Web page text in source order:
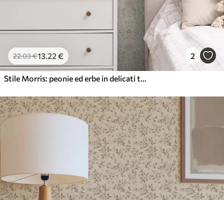
22.03€13.22 € 2
Stile Morris: peonie ed erbe in delicati toni di beige e verde